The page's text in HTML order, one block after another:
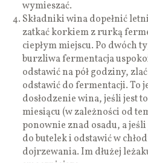
wymieszać.
Składniki wina dopełnić
zatkać korkiem z rurką
ciepłym miejscu. Po dwóch
burzliwa fermentacja
odstawić na pół godziny,
odstawić do fermentacji. To
dosłodzenie wina, jeśli jest
miesiącu (w zależności od
ponownie znad osadu, a
do butelek i odstawić w
dojrzewania. Im dłużej